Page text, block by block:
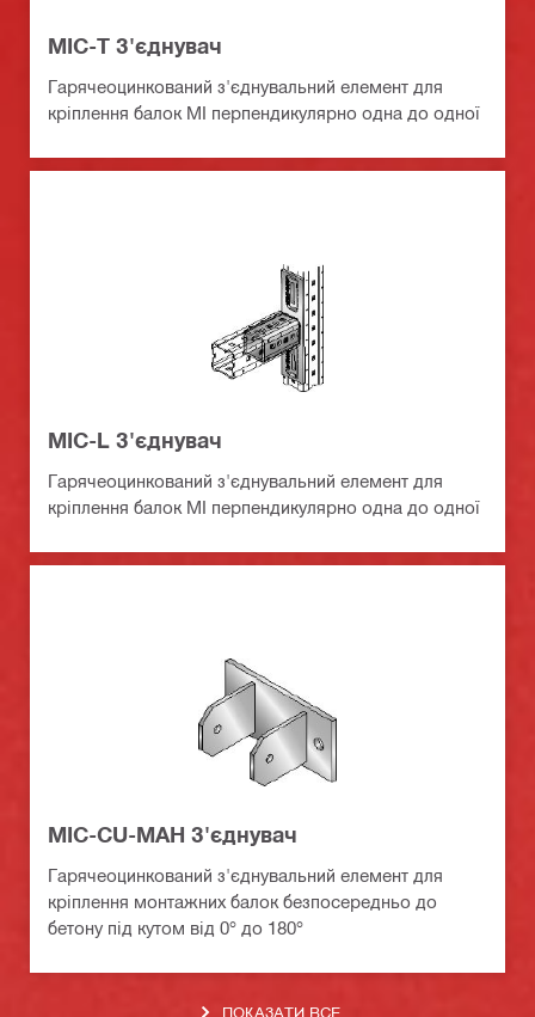
MIC-T З'єднувач
Гарячеоцинкований з'єднувальний елемент для
кріплення балок MI перпендикулярно одна до одної
MIC-L З'єднувач
Гарячеоцинкований з'єднувальний елемент для
кріплення балок MI перпендикулярно одна до одної
MIC-CU-MAH З'єднувач
Гарячеоцинкований з'єднувальний елемент для
кріплення монтажних балок безпосередньо до
бетону під кутом від 0° до 180°
ПОКАЗАТИ ВСЕ